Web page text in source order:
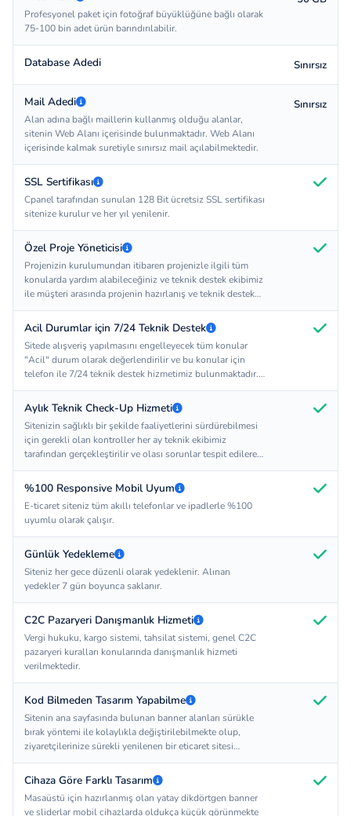
Profesyonel paket için fotoğraf büyüklüğüne bağlı olarak
75-100 bin adet ürün barındırılabilir.
Database Adedi Sınırsız
Mail Adedi
Alan adına bağlı maillerin kullanmış olduğu alanlar,
sitenin Web Alanı içerisinde bulunmaktadır. Web Alanı
içerisinde kalmak suretiyle sınırsız mail açılabilmektedir.
Sınırsız
SSL Sertifikası
Cpanel tarafından sunulan 128 Bit ücretsiz SSL sertifikası
sitenize kurulur ve her yıl yenilenir.
Özel Proje Yöneticisi
Projenizin kurulumundan itibaren projenizle ilgili tüm
konularda yardım alabileceğiniz ve teknik destek ekibimiz
ile müşteri arasında projenin hazırlanış ve teknik destek
süreçlerini takip eden proje yöneticisi bulunmaktadır.
Projenizin hazırlanması ve sonraki süreçlerde çözüm
ortağınız olarak yanınızdayız.
Acil Durumlar için 7/24 Teknik Destek
Sitede alışveriş yapılmasını engelleyecek tüm konular
"Acil" durum olarak değerlendirilir ve bu konular için
telefon ile 7/24 teknik destek hizmetimiz bulunmaktadır.
Diğer olağan teknik destek ihtiyaçları için ise site
sahibinin panelinde bulunan Destek Sistemi üzerinden
teknik destek hizmeti sunulmaktadır.
Aylık Teknik Check-Up Hizmeti
Sitenizin sağlıklı bir şekilde faaliyetlerini sürdürebilmesi
için gerekli olan kontroller her ay teknik ekibimiz
tarafından gerçekleştirilir ve olası sorunlar tespit edilerek
önceden çözülür.
%100 Responsive Mobil Uyum
E-ticaret siteniz tüm akıllı telefonlar ve ipadlerle %100
uyumlu olarak çalışır.
Günlük Yedekleme
Siteniz her gece düzenli olarak yedeklenir. Alınan
yedekler 7 gün boyunca saklanır.
C2C Pazaryeri Danışmanlık Hizmeti
Vergi hukuku, kargo sistemi, tahsilat sistemi, genel C2C
pazaryeri kuralları konularında danışmanlık hizmeti
verilmektedir.
Kod Bilmeden Tasarım Yapabilme
Sitenin ana sayfasında bulunan banner alanları sürükle
bırak yöntemi ile kolaylıkla değiştirilebilmekte olup,
ziyaretçilerinize sürekli yenilenen bir eticaret sitesi
olduğunuzu gösterebilirsiniz.
Cihaza Göre Farklı Tasarım
Masaüstü için hazırlanmış olan yatay dikdörtgen banner
ve sliderlar mobil cihazlarda oldukça küçük görünmekte